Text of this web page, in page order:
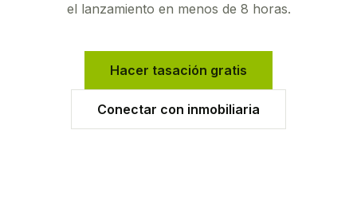
el lanzamiento en menos de 8 horas.
Hacer tasación gratis
Conectar con inmobiliaria